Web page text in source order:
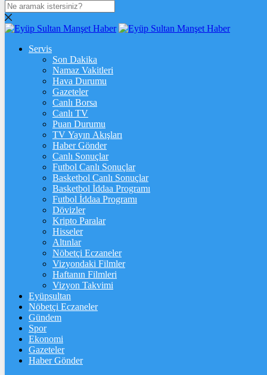
DOLAR
47,7124$% 0.17
EURO
% -0.04
STERLİN
% 0.02
GRAM ALTIN
%1,35
%1,32
BİTCOİN
฿%-0.8
ETHEREUM
%-0.4
TETHER
47.67
$%0
Servis
Son Dakika
Namaz Vakitleri
Hava Durumu
Gazeteler
Canlı Borsa
Canlı TV
Puan Durumu
TV Yayın Akışları
Haber Gönder
Canlı Sonuçlar
Futbol Canlı Sonuçlar
Basketbol Canlı Sonuçlar
Basketbol İddaa Programı
Futbol İddaa Programı
Dövizler
Kripto Paralar
Hisseler
Altınlar
Nöbetçi Eczaneler
Vizyondaki Filmler
Haftanın Filmleri
Vizyon Takvimi
Eyüpsultan
Nöbetçi Eczaneler
Gündem
Spor
Ekonomi
Gazeteler
Haber Gönder
20:37 / CHP EYÜPSULTAN İLÇE ÖRGÜTÜ ÜYELERİ